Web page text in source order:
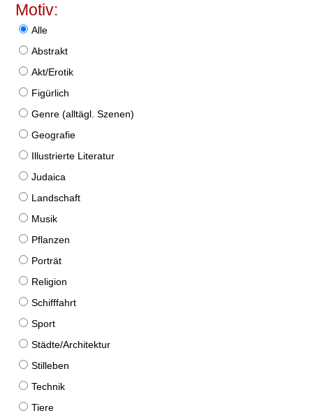
Motiv:
Alle
Abstrakt
Akt/Erotik
Figürlich
Genre (alltägl. Szenen)
Geografie
Illustrierte Literatur
Judaica
Landschaft
Musik
Pflanzen
Porträt
Religion
Schifffahrt
Sport
Städte/Architektur
Stilleben
Technik
Tiere